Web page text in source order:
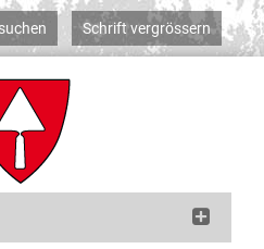
Schrift vergrössern